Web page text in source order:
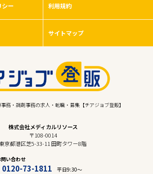
シー 利用規約
サイトマップ
務・調剤事務の求人・転職・募集【チアジョブ登販】
株式会社メディカルリソース
〒108-0014
東京都港区芝5-33-11 田町タワー8階
問い合わせ
0120-73-1811
平日9:30〜